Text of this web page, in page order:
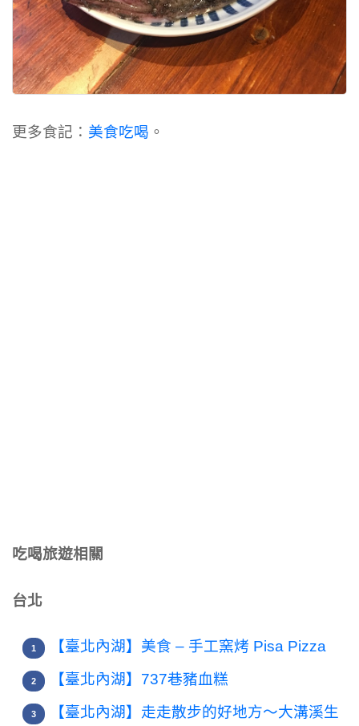
更多食記： 美食吃喝 。
吃喝旅遊相關
台北
【臺北內湖】美食 – 手工窯烤 Pisa Pizza
【臺北內湖】737巷豬血糕
【臺北內湖】走走散步的好地方～大溝溪生